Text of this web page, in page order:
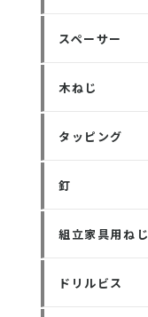
スペーサー
木ねじ
タッピング
釘
組立家具用ねじ
ドリルビス